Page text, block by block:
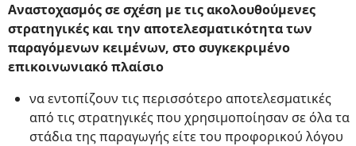
Αναστοχασμός σε σχέση με τις ακολουθούμενες
στρατηγικές και την αποτελεσματικότητα των
παραγόμενων κειμένων, στο συγκεκριμένο
επικοινωνιακό πλαίσιο
να εντοπίζουν τις περισσότερο αποτελεσματικές
από τις στρατηγικές που χρησιμοποίησαν σε όλα τα
στάδια της παραγωγής είτε του προφορικού λόγου